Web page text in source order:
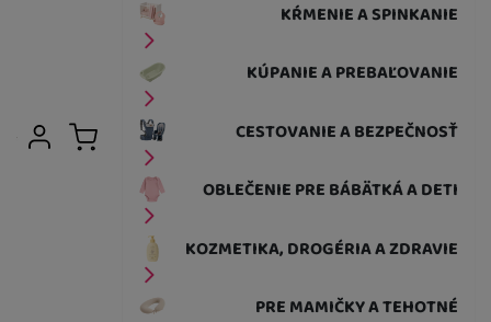
KŔMENIE A SPINKANIE
KÚPANIE A PREBAĽOVANIE
CESTOVANIE A BEZPEČNOSŤ
OBLEČENIE PRE BÁBÄTKÁ A DETI
KOZMETIKA, DROGÉRIA A ZDRAVIE
PRE MAMIČKY A TEHOTNÉ
Užívateľská sekcia
Prihlásiť sa
Košík